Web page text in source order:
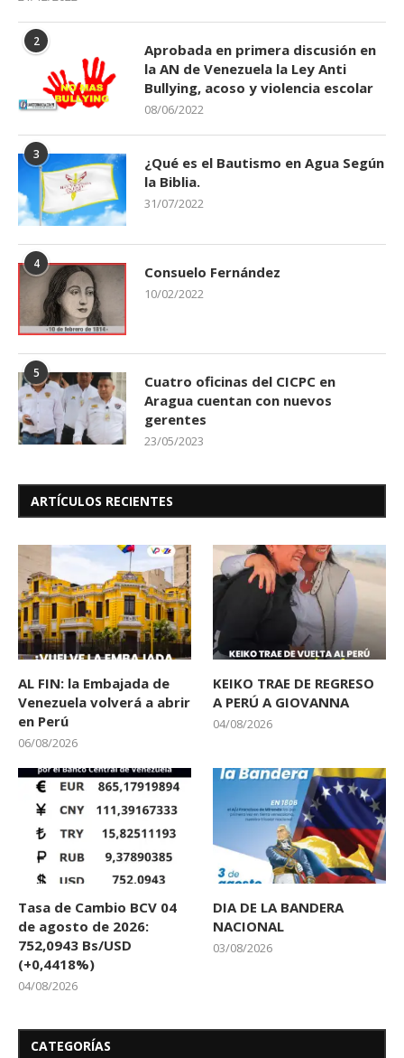
2
Aprobada en primera discusión en
la AN de Venezuela la Ley Anti
Bullying, acoso y violencia escolar
08/06/2022
3
¿Qué es el Bautismo en Agua Según
la Biblia.
31/07/2022
4 Consuelo Fernández
10/02/2022
5
Cuatro oficinas del CICPC en
Aragua cuentan con nuevos
gerentes
23/05/2023
ARTÍCULOS RECIENTES
AL FIN: la Embajada de
Venezuela volverá a abrir
en Perú
06/08/2026
KEIKO TRAE DE REGRESO
A PERÚ A GIOVANNA
04/08/2026
Tasa de Cambio BCV 04
de agosto de 2026:
752,0943 Bs/USD
(+0,4418%)
04/08/2026
DIA DE LA BANDERA
NACIONAL
03/08/2026
CATEGORÍAS